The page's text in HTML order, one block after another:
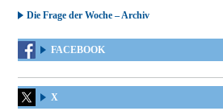
Die Frage der Woche – Archiv
FACEBOOK
X